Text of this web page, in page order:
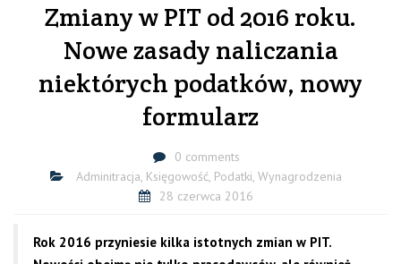
Zmiany w PIT od 2016 roku.
Nowe zasady naliczania
niektórych podatków, nowy
formularz
0 comments
Adminitracja, Księgowość, Podatki, Wynagrodzenia
28 czerwca 2016
Rok 2016 przyniesie kilka istotnych zmian w PIT.